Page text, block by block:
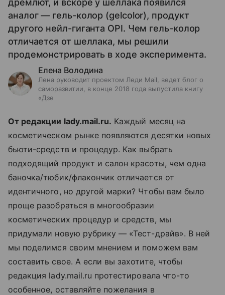
дремлют, и вскоре у шеллака появился
аналог — гель-колор (gelcolor), продукт
другого нейл-гиганта OPI. Чем гель-колор
отличается от шеллака, мы решили
продемонстрировать в ходе эксперимента.
Елена Володина
Лена руководит проектом Леди Mail, ведет блог о
саморазвитии, в конце 2018 года выпустила книгу
«Дзе
От редакции lady.mail.ru. Каждый месяц на
косметическом рынке появляются десятки новых
бьюти-средств и процедур. Как выбрать
подходящий продукт и салон красоты, чем одна
баночка/тюбик/флакончик отличается от
идентичного, но другой марки? Чтобы вам было
проще разобраться в многообразии
косметических процедур и средств, мы
придумали новую рубрику — «Тест-драйв». В ней
мы поделимся своим мнением и поможем вам
составить свое. А если вы захотите, чтобы
редакция lady.mail.ru протестировала что-то
особенное, оставляйте пожелания в